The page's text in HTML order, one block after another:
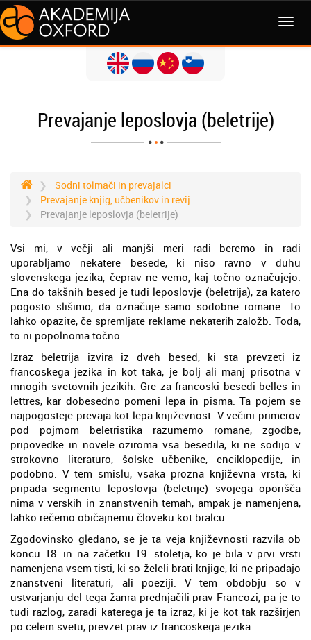
MENI
Prevajanje leposlovja (beletrije)
Sodni tolmači in prevajalci
Prevajanje knjig, učbenikov in revij
Prevajanje leposlovja (beletrije)
Vsi mi, v večji ali manjši meri radi beremo in radi
uporabljamo nekatere besede, ki niso ravno v duhu
slovenskega jezika, čeprav ne vemo, kaj točno označujejo.
Ena do takšnih besed je tudi leposlovje (beletrija), za katero
pogosto slišimo, da označuje samo sodobne romane. To
lahko opazite, če spremljate reklame nekaterih založb. Toda,
to ni popolnoma točno.
Izraz beletrija izvira iz dveh besed, ki sta prevzeti iz
francoskega jezika in kot taka, je bolj ali manj prisotna v
mnogih svetovnih jezikih. Gre za francoski besedi belles in
lettres, kar dobesedno pomeni lepa in pisma. Ta pojem se
najpogosteje prevaja kot lepa književnost. V večini primerov
pod pojmom beletristika razumemo romane, zgodbe,
pripovedke in novele oziroma vsa besedila, ki ne sodijo v
strokovno literaturo, šolske učbenike, enciklopedije, in
podobno. V tem smislu, vsaka prozna književna vrsta, ki
pripada segmentu leposlovja (beletrije) svojega oporišča
nima v verskih in znanstvenih temah, ampak je namenjena,
lahko rečemo običajnemu človeku kot bralcu.
Zgodovinsko gledano, se je ta veja književnosti razvila ob
koncu 18. in na začetku 19. stoletja, ko je bila v prvi vrsti
namenjena vsem tisti, ki so želeli brati knjige, ki ne pripadajo
znanstveni literaturi, ali poeziji. V tem obdobju so v
ustvarjanju del tega žanra prednjačili prav Francozi, pa je to
tudi razlog, zaradi katerega je ta izraz, ki je kot tak razširjen
po celem svetu, prevzet prav iz francoskega jezika.